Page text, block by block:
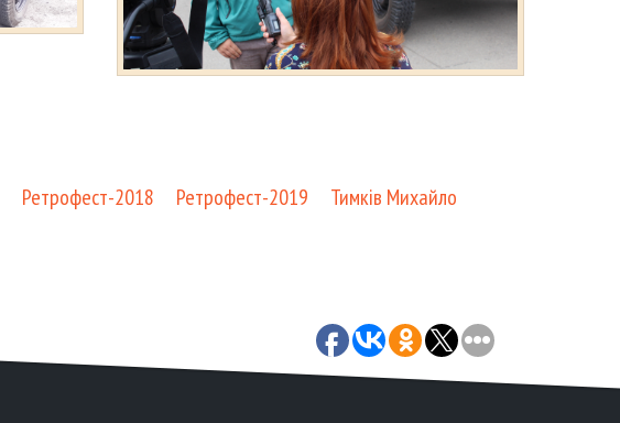
Ретрофест-2018 Ретрофест-2019
Тимків Михайло